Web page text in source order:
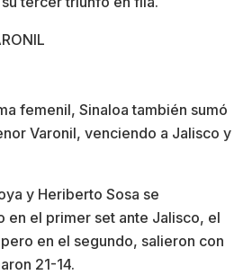
femenil, Sinaloa también sumó
Varonil, venciendo a Jalisco y
y Heriberto Sosa se
en el primer set ante Jalisco, el
en el segundo, salieron con
21-14.